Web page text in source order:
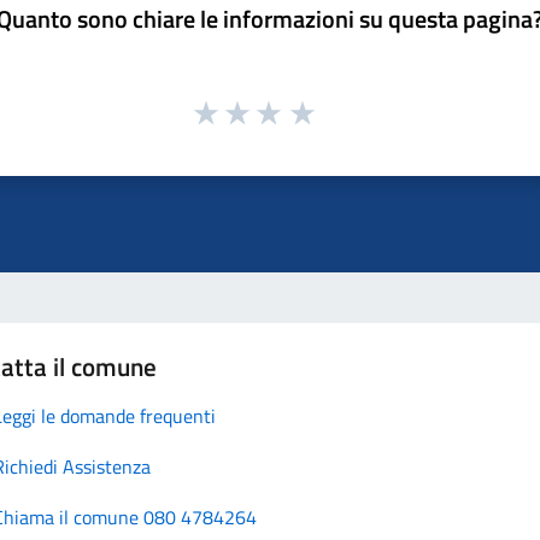
sono chiare le informazioni su questa
il comune
le domande frequenti
Assistenza
il comune 080 4784264